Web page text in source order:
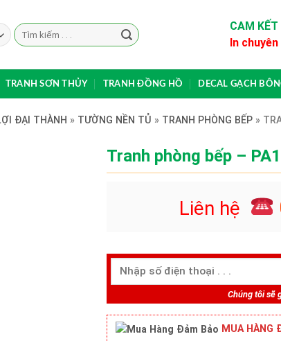
Search
for:
CAM
In
TRANH SƠN THỦY TRANH ĐỒNG HỒ DECAL GẠCH
ĐẠI THÀNH » TƯỜNG NỀN TỦ » TRANH PHÒNG BẾP»
Tranh phòng bếp –
Liên hệ
Chúng tôi sẽ
MUA HÀNG